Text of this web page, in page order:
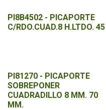
PI8B4502 - PICAPORTE
C/RDO.CUAD.8 H.LTDO. 45
PI81270 - PICAPORTE
SOBREPONER
CUADRADILLO 8 MM. 70
MM.